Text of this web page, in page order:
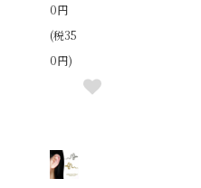
0円
(税35
0円)